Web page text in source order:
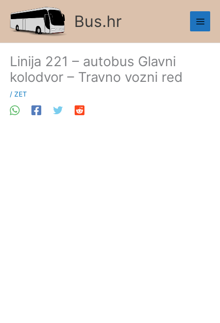
content
Bus.hr
Linija 221 – autobus Glavni
kolodvor – Travno vozni red
/ ZET